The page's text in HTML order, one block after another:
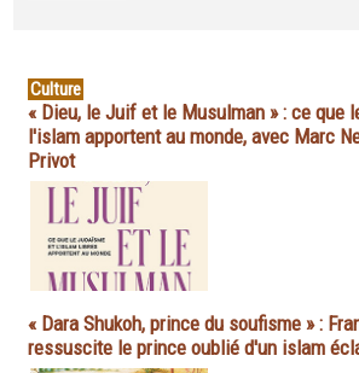
Culture
« Dieu, le Juif et le Musulman » : ce que
l'islam apportent au monde, avec Marc
Privot
« Dara Shukoh, prince du soufisme » :
ressuscite le prince oublié d'un islam